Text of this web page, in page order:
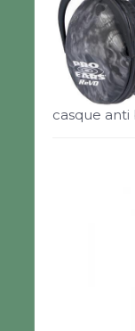
casque anti